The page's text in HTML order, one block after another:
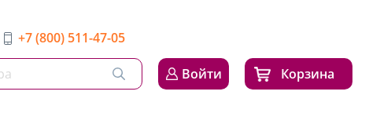
+7 (800) 511-47-05
Войти Корзина